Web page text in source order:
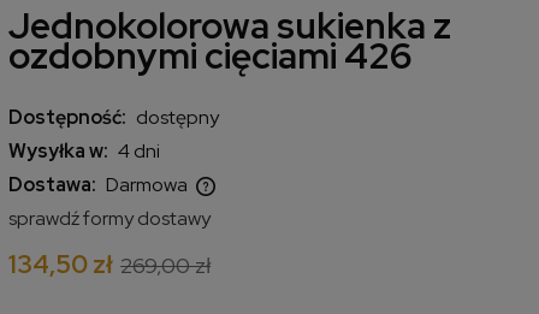
Jednokolorowa sukienka z
ozdobnymi cięciami 426
Dostępność: dostępny
Wysyłka w: 4 dni
Dostawa: Darmowa
Cena nie zawiera ewentualnych kosztów płatności
sprawdź formy dostawy
134,50 zł 269,00 zł